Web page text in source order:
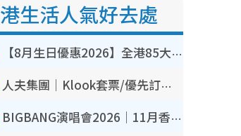
港生活人氣好去處
【8月生日優惠2026】全港85大食買玩著數攻略 自助餐/火鍋放題同行免費＋誠品/DONKI送現金券
人夫集團｜Klook套票/優先訂票/公開發售搶飛攻略！附票價.購票連結.場地座位表
BIGBANG演唱會2026｜11月香港啟德開3場！實名制VIP申請、優先購票攻略